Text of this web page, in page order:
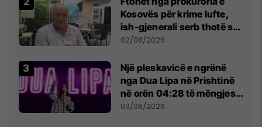
Kosovës për krime lufte,
ish-gjenerali serb thotë se
dikush e tradhtoi në
02/08/2026
Një pleskavicë e ngrënë
nga Dua Lipa në Prishtinë
në orën 04:28 të mëngjesit
- dhe bota digjitale serbe
03/08/2026